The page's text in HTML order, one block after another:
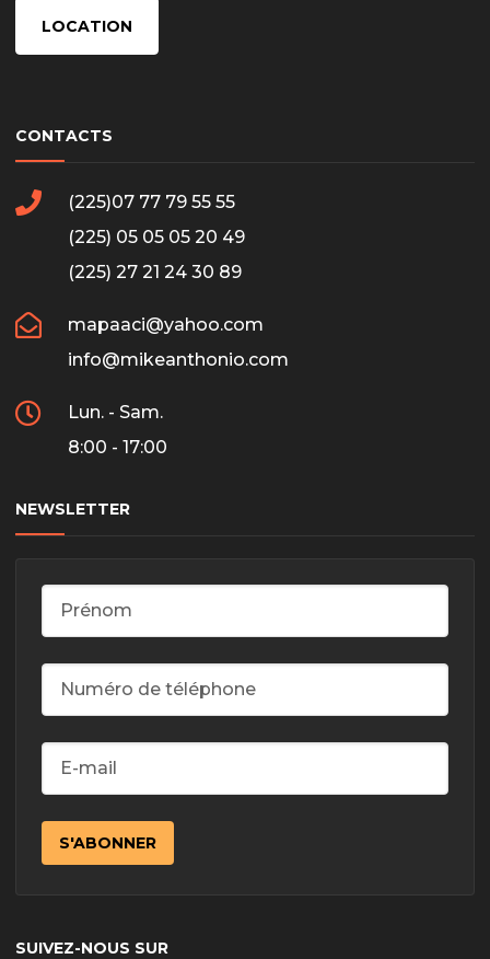
LOCATION
CONTACTS
(225)07 77 79 55 55
(225) 05 05 05 20 49
(225) 27 21 24 30 89
mapaaci@yahoo.com
info@mikeanthonio.com
Lun. - Sam.
8:00 - 17:00
NEWSLETTER
SUIVEZ-NOUS SUR